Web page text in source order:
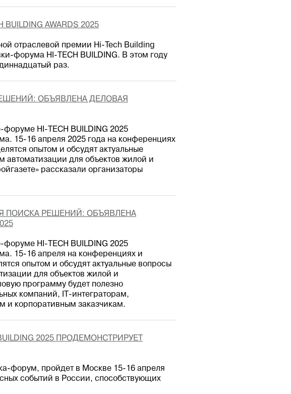
AWARDS 2025
отраслевой премии Hi-Tech Building
форума HI-TECH BUILDING. В этом году
раз.
ОБЪЯВЛЕНА ДЕЛОВАЯ
HI-TECH BUILDING 2025
15-16 апреля 2025 года на конференциях
опытом и обсудят актуальные
автоматизации для объектов жилой и
рассказали организаторы
ПОИСКА РЕШЕНИЙ: ОБЪЯВЛЕНА
HI-TECH BUILDING 2025
15-16 апреля на конференциях и
опытом и обсудят актуальные вопросы
для объектов жилой и
программу будет полезно
компаний, IT-интеграторам,
и корпоративным заказчикам.
2025 ПРОДЕМОНСТРИРУЕТ
форум, пройдет в Москве 15-16 апреля
событий в России, способствующих